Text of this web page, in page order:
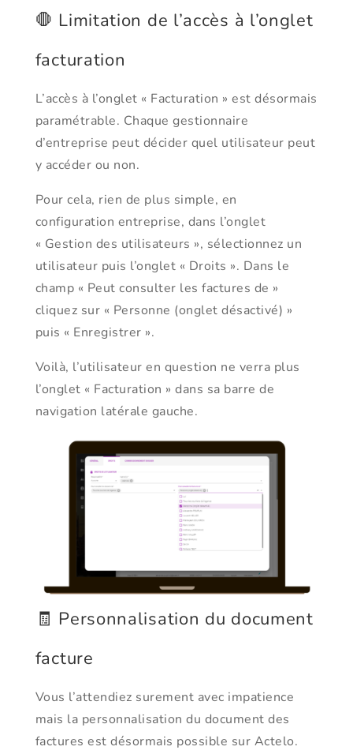
🛑 Limitation de l’accès à l’onglet
facturation
L’accès à l’onglet « Facturation » est désormais
paramétrable. Chaque gestionnaire
d’entreprise peut décider quel utilisateur peut
y accéder ou non.
Pour cela, rien de plus simple, en
configuration entreprise, dans l’onglet
« Gestion des utilisateurs », sélectionnez un
utilisateur puis l’onglet « Droits ». Dans le
champ « Peut consulter les factures de »
cliquez sur « Personne (onglet désactivé) »
puis « Enregistrer ».
Voilà, l’utilisateur en question ne verra plus
l’onglet « Facturation » dans sa barre de
navigation latérale gauche.
🧾 Personnalisation du document
facture
Vous l’attendiez surement avec impatience
mais la personnalisation du document des
factures est désormais possible sur Actelo.